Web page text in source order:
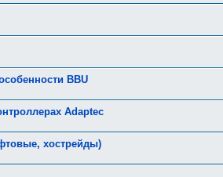
BBU
Adaptec
хострейды)